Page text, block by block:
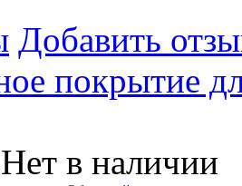
Добавить
покрытие
Нет в наличии